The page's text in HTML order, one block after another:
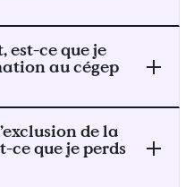
est-ce que je
au cégep
de la
ce que je perds